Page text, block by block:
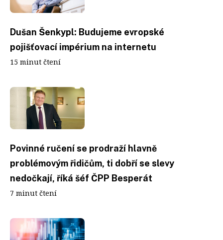
Dušan Šenkypl: Budujeme evropské
pojišťovací impérium na internetu
15 minut čtení
Povinné ručení se prodraží hlavně
problémovým řidičům, ti dobří se slevy
nedočkají, říká šéf ČPP Besperát
7 minut čtení